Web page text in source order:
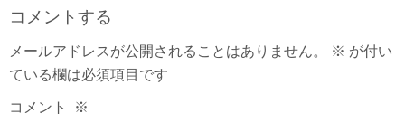
コメントする
メールアドレスが公開されることはありません。 ※ が付い
ている欄は必須項目です
コメント ※